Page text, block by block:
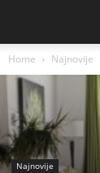
Home Najnovije
Najnovije